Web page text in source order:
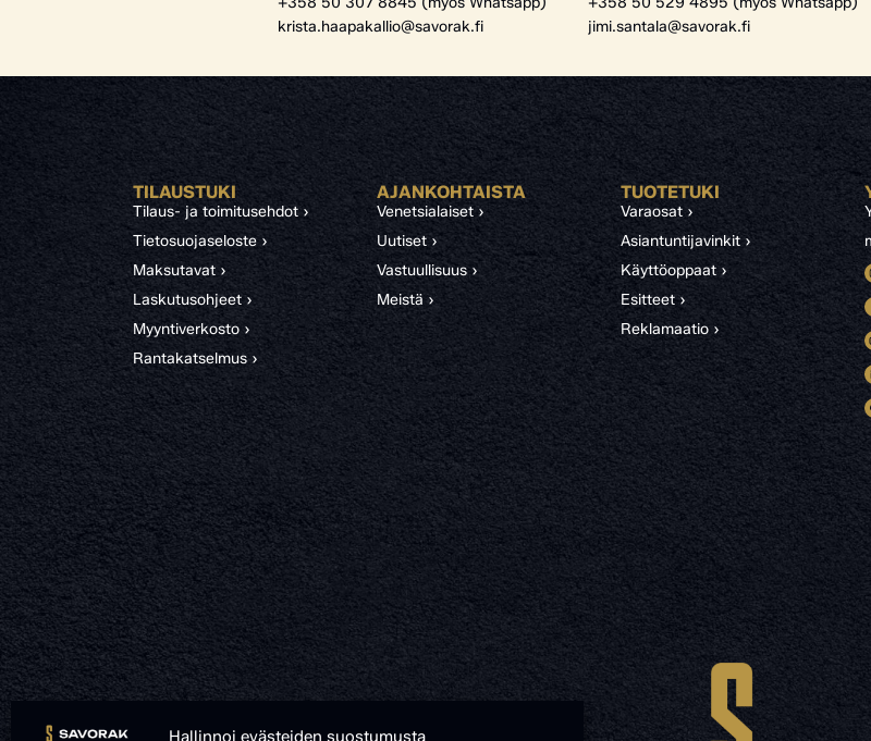
Hallinnoi evästeiden suostumusta
krista.haapakallio@savorak.fi
jimi.santala@savorak.fi
TILAUSTUKI
Tilaus- ja toimitusehdot ›
Tietosuojaseloste ›
Maksutavat ›
Laskutusohjeet ›
Myyntiverkosto ›
Rantakatselmus ›
AJANKOHTAISTA
Venetsialaiset ›
Uutiset ›
Vastuullisuus ›
Meistä ›
TUOTETUKI
Varaosat ›
Asiantuntijavinkit ›
Käyttöoppaat ›
Esitteet ›
Reklamaatio ›